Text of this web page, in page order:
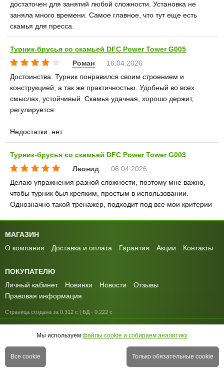
достаточен для занятий любой сложности. Установка не
заняла много времени. Самое главное, что тут еще есть
скамья для пресса.
Турник-брусья со скамьей DFC Power Tower G005
Роман
16.04.2026
Достоинства: Турник понравился своим строением и
конструкцией, а так же практичностью. Удобный во всех
смыслах, устойчивый. Скамья удачная, хорошо держит,
регулируется.
Недостатки: нет
Турник-брусья со скамьей DFC Power Tower G003
Леонид
06.04.2026
Делаю упражнения разной сложности, поэтому мне важно,
чтобы турник был крепким, простым в использовании.
Однозначно такой тренажер, подходит под все мои критерии
МАГАЗИН
О компании
Доставка и оплата Гарантия Акции Контакты
ПОКУПАТЕЛЮ
Личный кабинет
Новинки Новости
Отзывы
Правовая информация
Страница создана за 0.312 с | БД - 0.222 с
© 2010-2026 МАГАЗИН СПОРТИВНОЙ ТЕХНИКИ
Мы используем файлы cookie и собираем аналитику
Все cookie Только обязательные cookie